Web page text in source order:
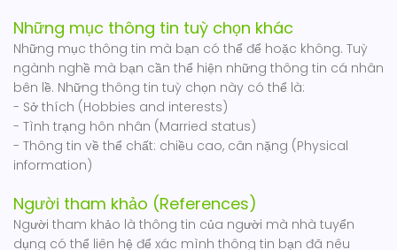
Những mục thông tin tuỳ chọn khác
Những mục thông tin mà bạn có thể để hoặc không. Tuỳ
ngành nghề mà bạn cần thể hiện những thông tin cá nhân
bên lề. Những thông tin tuỳ chọn này có thể là:
- Sở thích (Hobbies and interests)
- Tình trạng hôn nhân (Married status)
- Thông tin về thể chất: chiều cao, cân nặng (Physical
information)
Người tham khảo (References)
Người tham khảo là thông tin của người mà nhà tuyển
dụng có thể liên hệ để xác mình thông tin bạn đã nêu